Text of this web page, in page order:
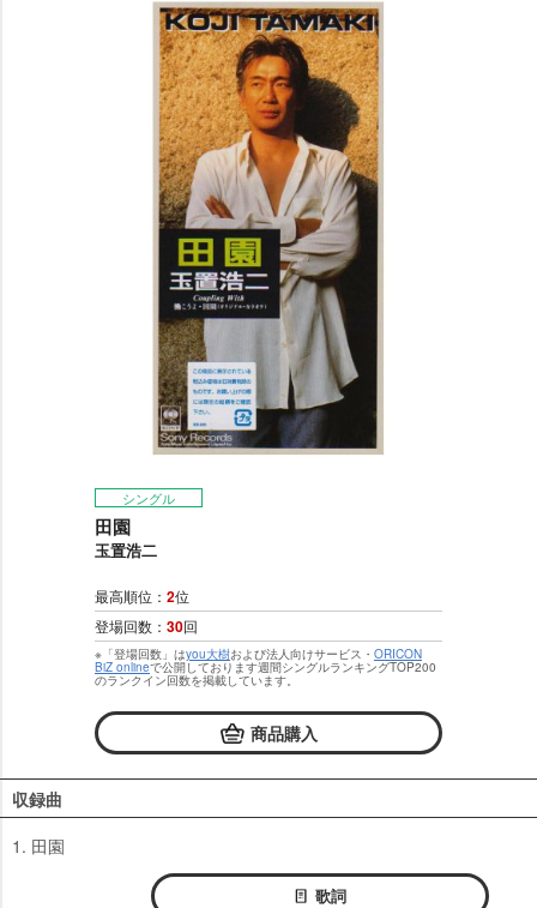
シングル
田園
玉置浩二
最高順位： 2位
登場回数： 30回
※「登場回数」はyou大樹および法人向けサービス・ ORICON
BiZ onlineで公開しております週間シングルランキングTOP200
のランクイン回数を掲載しています。
商品購入
収録曲
1. 田園
歌詞